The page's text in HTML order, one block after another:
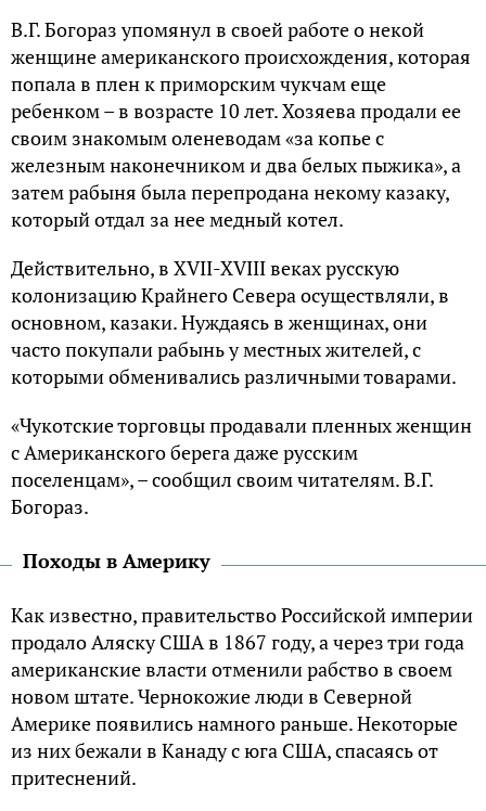
В.Г. Богораз упомянул в своей работе о некой
женщине американского происхождения, которая
попала в плен к приморским чукчам еще
ребенком – в возрасте 10 лет. Хозяева продали ее
своим знакомым оленеводам «за копье с
железным наконечником и два белых пыжика», а
затем рабыня была перепродана некому казаку,
который отдал за нее медный котел.
Действительно, в XVII-XVIII веках русскую
колонизацию Крайнего Севера осуществляли, в
основном, казаки. Нуждаясь в женщинах, они
часто покупали рабынь у местных жителей, с
которыми обменивались различными товарами.
«Чукотские торговцы продавали пленных женщин
с Американского берега даже русским
поселенцам», – сообщил своим читателям. В.Г.
Богораз.
Походы в Америку
Как известно, правительство Российской империи
продало Аляску США в 1867 году, а через три года
американские власти отменили рабство в своем
новом штате. Чернокожие люди в Северной
Америке появились намного раньше. Некоторые
из них бежали в Канаду с юга США, спасаясь от
притеснений.